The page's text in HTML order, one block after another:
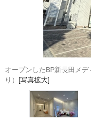
オープンしたBP新長田メ
り） [写真拡大]